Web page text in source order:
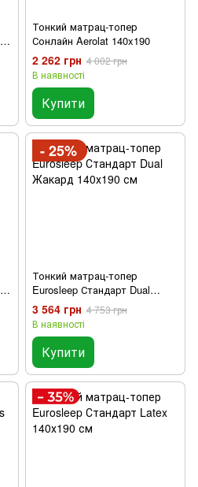
Тонкий матрац-топер
Сонлайн Aerolat 140x190
2 262 грн 4 002 грн
В наявності
Купити
- 25%
Тонкий матрац-топер
Eurosleep Стандарт Dual
Жакард 140х190 см
3 564 грн 4 753 грн
В наявності
Купити